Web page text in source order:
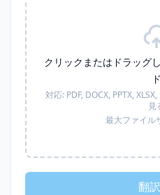
クリックまたはドラッグ
ド
対応: PDF, DOCX, PPTX,
見
最大ファイル
翻訳